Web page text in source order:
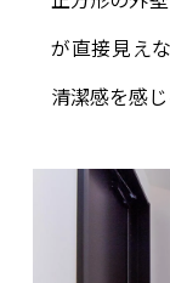
が直接見え
清潔感を感